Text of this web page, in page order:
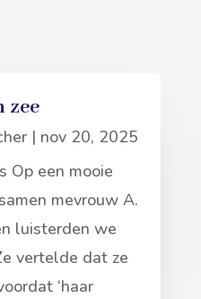
zee
| nov 20, 2025
Op een mooie
mevrouw A.
luisterden we
vertelde dat ze
‘haar